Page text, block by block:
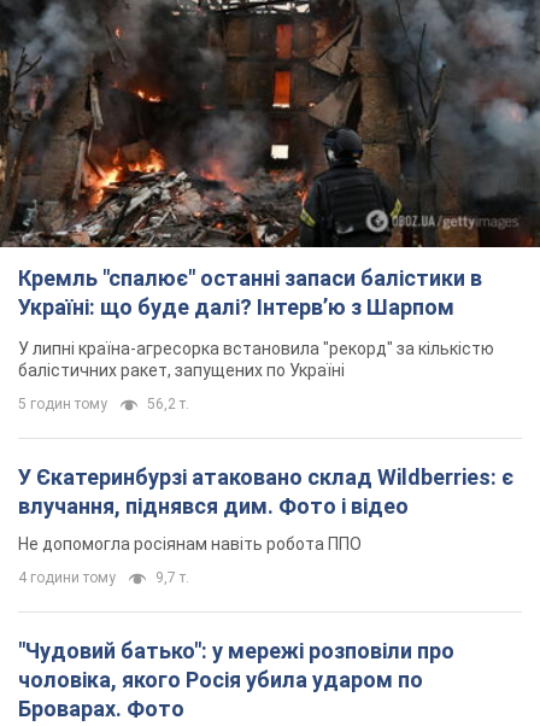
У липні країна-агресорка встановила "рекорд" за кількістю
балістичних ракет, запущених по Україні
5 годин тому
У Єкатеринбурзі атаковано склад Wildberries: є
влучання, піднявся дим. Фото і відео
Не допомогла росіянам навіть робота ППО
4 години тому 9,7 т.
"Чудовий батько": у мережі розповіли про
чоловіка, якого Росія убила ударом по
Броварах. Фото
Чоловіка згадують як професіонала своєї справи
3 години тому 2,0 т.